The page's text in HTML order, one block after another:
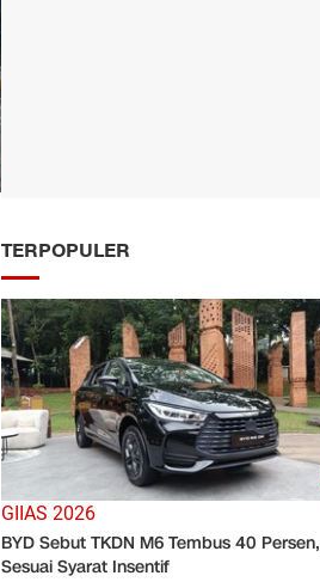
TERPOPULER
GIIAS 2026
BYD Sebut TKDN M6 Tembus 40 Persen,
Sesuai Syarat Insentif